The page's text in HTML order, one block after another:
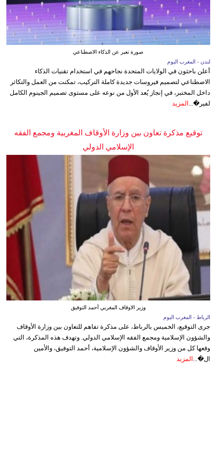
صورة تعبر عن الذكاء الاصطناعي
لندن - المغرب اليوم
أعلن باحثون في الولايات المتحدة نجاحهم في استخدام تقنيات الذكاء
الاصطناعي لتصميم فيروسات جديدة كاملة التركيب، تمكنت من العمل والتكاثر
داخل المختبر، في إنجاز يُعد الأول من نوعه على مستوى تصميم الجينوم الكامل
لفير�...
المزيد
توقيع مذكرة تعاون بين وزارة الأوقاف المغربية ومجمع الفقه
الإسلامي الدولي
وزير الاوقاف المغربي أحمد التوفيق
الرباط - المغرب اليوم
جرى التوقيع، الخميس بالرباط، على مذكرة تفاهم للتعاون بين وزارة الأوقاف
والشؤون الإسلامية ومجمع الفقه الإسلامي الدولي. وتهدف هذه المذكرة، التي
وقعها كل من وزير الأوقاف والشؤون الإسلامية، أحمد التوفيق، والأمين
ال�... المزيد